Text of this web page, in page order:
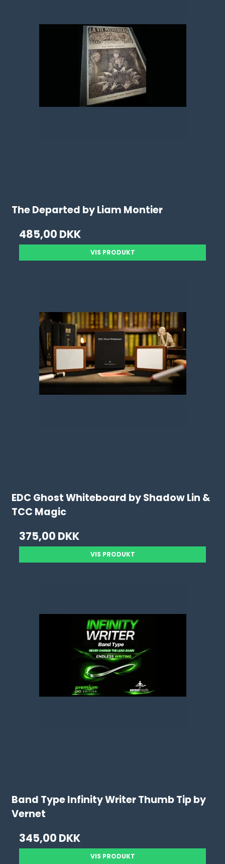
The Departed by Liam Montier
485,00 DKK
VIS PRODUKT
EDC Ghost Whiteboard by Shadow Lin &
TCC Magic
375,00 DKK
VIS PRODUKT
Band Type Infinity Writer Thumb Tip by
Vernet
345,00 DKK
VIS PRODUKT